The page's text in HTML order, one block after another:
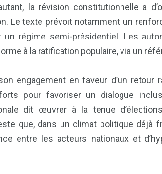
la révision constitutionnelle a
Le texte prévoit notamment un
un régime semi-présidentiel. Les
à la ratification populaire, via un
engagement en faveur d’un retour
pour favoriser un dialogue
dit œuvrer à la tenue
que, dans un climat politique déjà
entre les acteurs nationaux et